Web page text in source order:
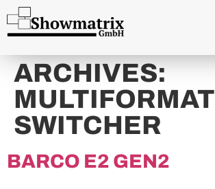
content
ARCHIVES:
MULTIFORMAT
SWITCHER
BARCO E2 GEN2